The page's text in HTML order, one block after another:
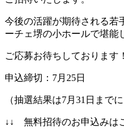
今後の活躍が期待される若
ーチェ堺の小ホールで堪能
ご応募お待ちしております！
申込締切：7月25日
（抽選結果は7月31日まで
↓↓ 無料招待のお申込みは